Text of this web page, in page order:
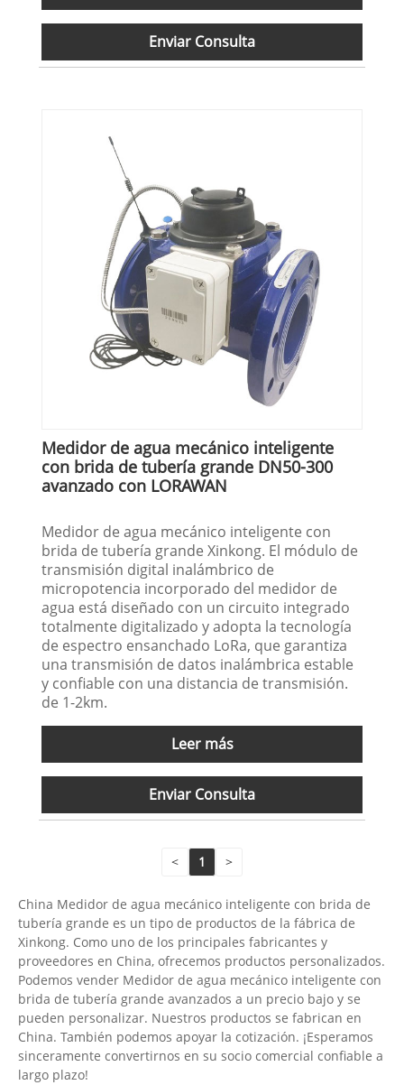
Enviar Consulta
Medidor de agua mecánico inteligente
con brida de tubería grande DN50-300
avanzado con LORAWAN
Medidor de agua mecánico inteligente con
brida de tubería grande Xinkong. El módulo de
transmisión digital inalámbrico de
micropotencia incorporado del medidor de
agua está diseñado con un circuito integrado
totalmente digitalizado y adopta la tecnología
de espectro ensanchado LoRa, que garantiza
una transmisión de datos inalámbrica estable
y confiable con una distancia de transmisión.
de 1-2km.
Leer más
Enviar Consulta
< 1 >
China Medidor de agua mecánico inteligente con brida de
tubería grande es un tipo de productos de la fábrica de
Xinkong. Como uno de los principales fabricantes y
proveedores en China, ofrecemos productos personalizados.
Podemos vender Medidor de agua mecánico inteligente con
brida de tubería grande avanzados a un precio bajo y se
pueden personalizar. Nuestros productos se fabrican en
China. También podemos apoyar la cotización. ¡Esperamos
sinceramente convertirnos en su socio comercial confiable a
largo plazo!